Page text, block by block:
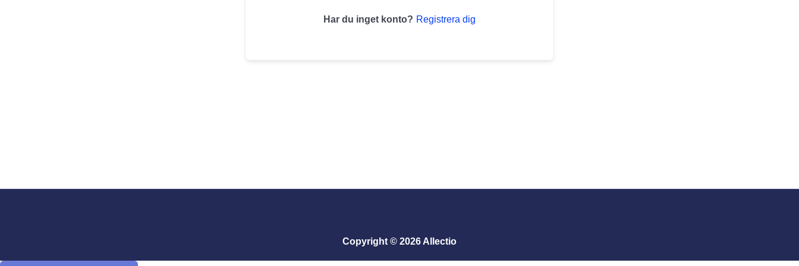
Har du inget konto? Registrera dig
Copyright © 2026 Allectio